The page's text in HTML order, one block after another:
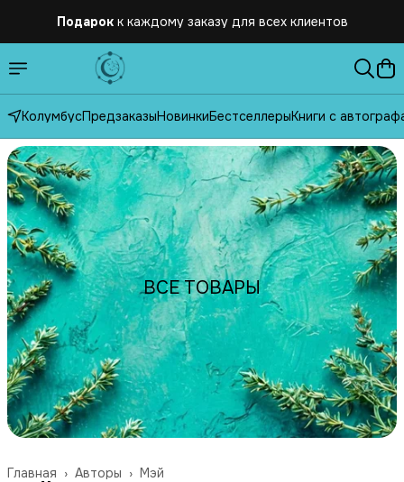
Подарок к каждому заказу для всех клиентов
Бесплатная доставка по России от 2500 рублей
КолумбусПредзаказыНовинкиБестселлерыКниги с
ВСЕ ТОВАРЫ
Мэй
Авторы ›
Главная ›